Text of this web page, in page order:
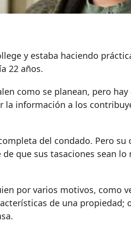
y estaba haciendo
22 años.
como se planean, pero
la información a los
del condado. Pero su
que sus tasaciones sean lo
por varios motivos, como
de una propiedad;